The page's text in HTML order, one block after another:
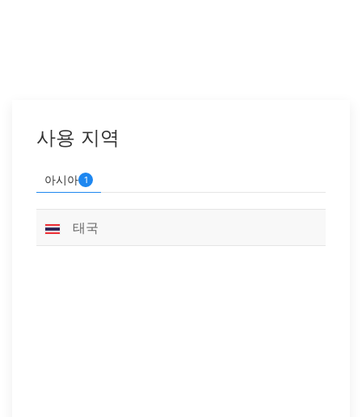
사용 지역
아시아 1
태국